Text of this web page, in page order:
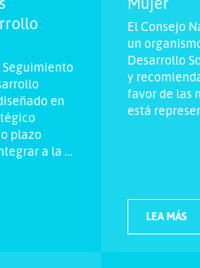
Seguimiento
en
plazo
a la ...
El Consejo
un
Desarrollo
y
favor de las
está
LEA MÁS